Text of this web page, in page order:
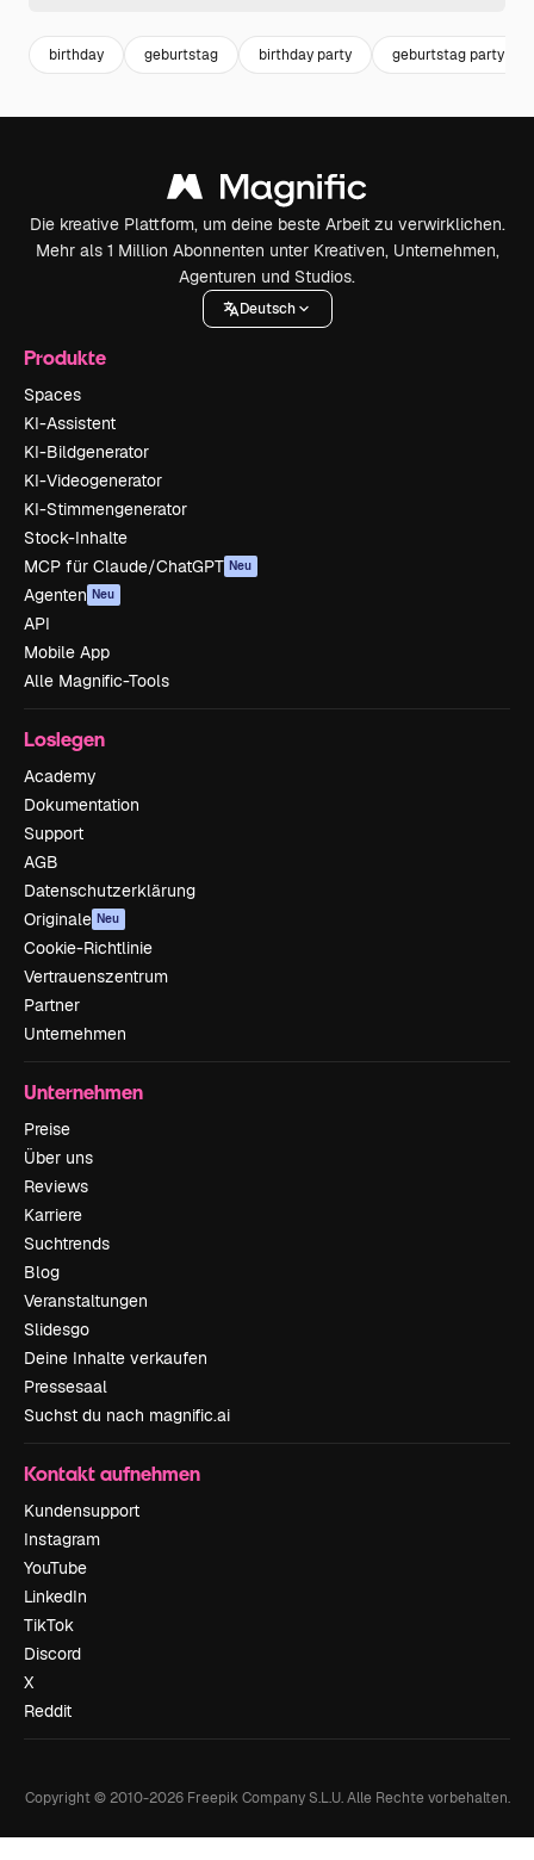
birthday geburtstag birthday party geburtstag party
Die kreative Plattform, um deine beste Arbeit zu verwirklichen.
Mehr als 1 Million Abonnenten unter Kreativen, Unternehmen,
Agenturen und Studios.
Deutsch
Produkte
Spaces
KI-Assistent
KI-Bildgenerator
KI-Videogenerator
KI-Stimmengenerator
Stock-Inhalte
MCP für Claude/ChatGPT Neu
Agenten Neu
API
Mobile App
Alle Magnific-Tools
Loslegen
Academy
Dokumentation
Support
AGB
Datenschutzerklärung
Originale Neu
Cookie-Richtlinie
Vertrauenszentrum
Partner
Unternehmen
Unternehmen
Preise
Über uns
Reviews
Karriere
Suchtrends
Blog
Veranstaltungen
Slidesgo
Deine Inhalte verkaufen
Pressesaal
Suchst du nach magnific.ai
Kontakt aufnehmen
Kundensupport
Instagram
YouTube
LinkedIn
TikTok
Discord
X
Reddit
Copyright © 2010-2026Freepik Company S.L.U. Alle Rechte vorbehalten.